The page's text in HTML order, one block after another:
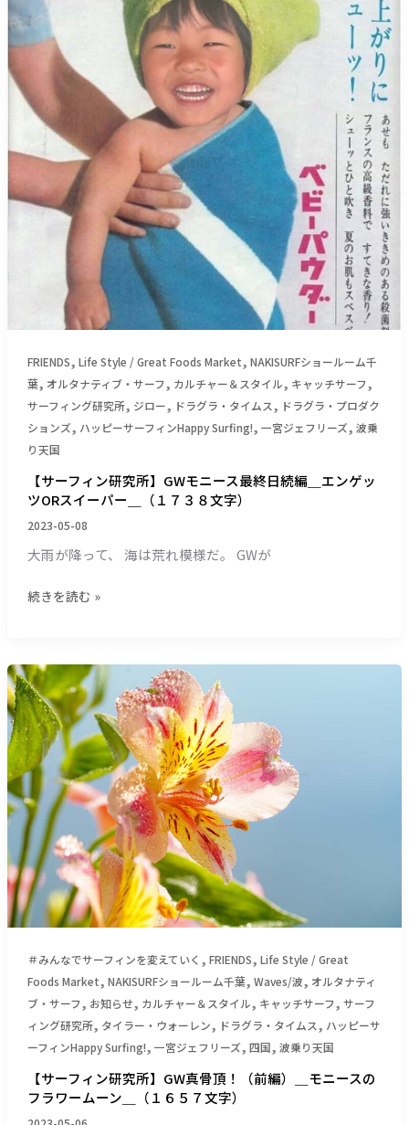
ン
チ
美
ら
ん
＿
（８
FRIENDS, Life Style / Great Foods Market, NAKISURFショールーム千
葉, オルタナティブ・サーフ, カルチャー＆スタイル, キャッチサーフ,
サーフィング研究所, ジロー, ドラグラ・タイムス, ドラグラ・プロダク
ションズ, ハッピーサーフィンHappy Surfing!, 一宮ジェフリーズ, 波乗
り天国
【サーフィン研究所】GWモニース最終日続編＿エンゲッ
ツORスイーパー＿（１７３８文字）
2023-05-08
大雨が降って、 海は荒れ模様だ。 GWが
ィ
ン
究
所】
GW
ニ
ー
ス
＿
エ
ン
ッ
ツ
OR
ス
イ
ー
ー
（１
８
文
字）
続きを読む »
＃みんなでサーフィンを変えていく , FRIENDS, Life Style / Great
Foods Market, NAKISURFショールーム千葉, Waves/波, オルタナティ
ブ・サーフ, お知らせ, カルチャー＆スタイル, キャッチサーフ, サーフ
ィング研究所, タイラー・ウォーレン, ドラグラ・タイムス, ハッピーサ
ーフィンHappy Surfing!, 一宮ジェフリーズ, 四国, 波乗り天国
【サーフィン研究所】GW真骨頂！（前編）＿モニースの
フラワームーン＿（１６５７文字）
【サ
ー
フ
ィ
ン
研
究
所】
GW
真
骨
頂！
（前
＿
モ
ニ
ー
ス
の
フ
ラ